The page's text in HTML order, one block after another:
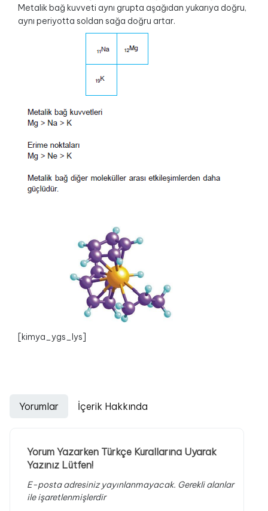
Metalik bağ kuvveti aynı grupta aşağıdan yukarıya doğru,
aynı periyotta soldan sağa doğru artar.
[kimya_ygs_lys]
Yorumlar İçerik Hakkında
Yorum Yazarken Türkçe Kurallarına Uyarak
Yazınız Lütfen!
E-posta adresiniz yayınlanmayacak. Gerekli alanlar
ile işaretlenmişlerdir